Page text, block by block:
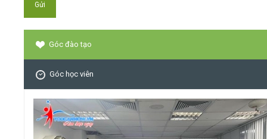
Góc đào tạo
Góc học viên